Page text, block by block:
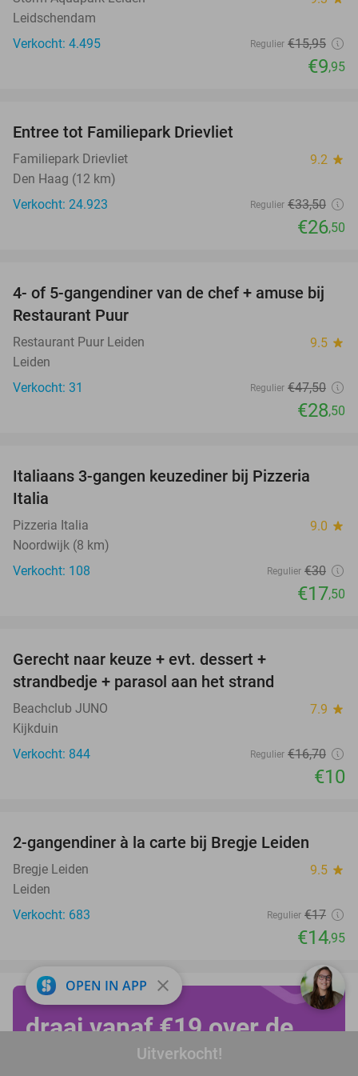
Uitverkocht!
Leidschendam
Verkocht: 4.495
Regulier €15,95
€9,95
Entree tot Familiepark Drievliet
Familiepark Drievliet 9.2 star
Den Haag (12 km)
Verkocht: 24.923
Regulier €33,50
€26,50
40%
4- of 5-gangendiner van de chef + amuse bij
Restaurant Puur
Restaurant Puur Leiden 9.5 star
Leiden
Verkocht: 31
Regulier €47,50
€28,50
42%
Italiaans 3-gangen keuzediner bij Pizzeria
Italia
Pizzeria Italia 9.0 star
Noordwijk (8 km)
Verkocht: 108
Regulier €30
€17,50
Gerecht naar keuze + evt. dessert +
strandbedje + parasol aan het strand
Beachclub JUNO 7.9 star
Kijkduin
Verkocht: 844
Regulier €16,70
€10
2-gangendiner à la carte bij Bregje Leiden
Bregje Leiden 9.5 star
Leiden
Verkocht: 683
Regulier €17
€14,95
draai vanaf €19 over de
kop op Achtbanendag!
OPEN IN APP close